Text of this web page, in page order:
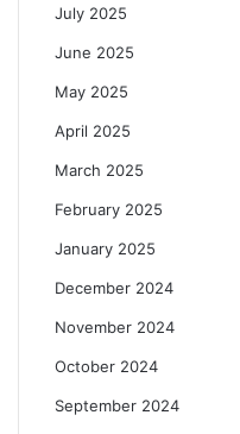
July 2025
June 2025
May 2025
April 2025
March 2025
February 2025
January 2025
December 2024
November 2024
October 2024
September 2024